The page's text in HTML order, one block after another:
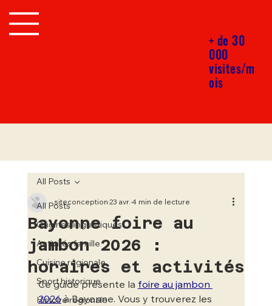
+ de 30
000
visites/m
ois
All Posts
Origines linguistiques
Activités famille
Cuisine régionale
Sport historique
Histoire régionale
All Posts
Bayonne foire au
jambon 2026 :
horaires et activités
siteconception 23 avr. 4 min de lecture
Ce guide présente la foire au jambon
2026 à Bayonne. Vous y trouverez les